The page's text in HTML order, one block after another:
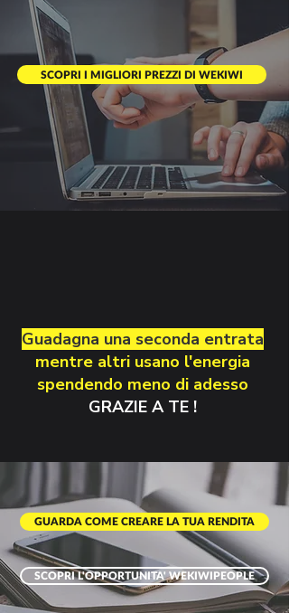
SCOPRI I MIGLIORI PREZZI DI WEKIWI
Guadagna una seconda entrata
mentre altri usano l'energia
spendendo meno di adesso
GRAZIE A TE !
GUARDA COME CREARE LA TUA RENDITA
SCOPRI L'OPPORTUNITA' WEKIWIPEOPLE